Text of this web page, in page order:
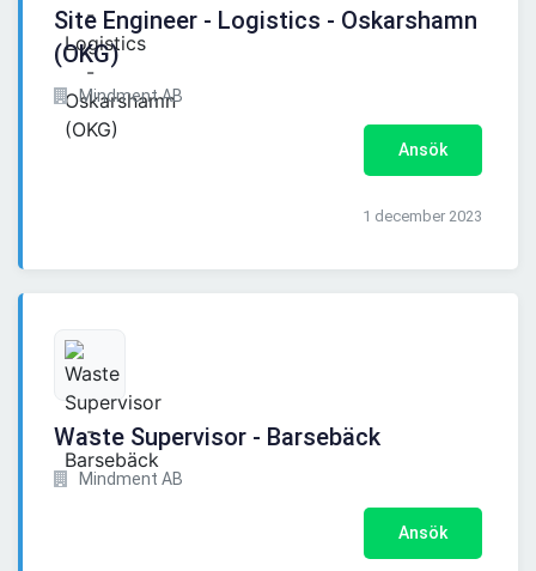
Site Engineer - Logistics - Oskarshamn
(OKG)
Mindment AB
Ansök
1 december 2023
Waste Supervisor - Barsebäck
Mindment AB
Ansök